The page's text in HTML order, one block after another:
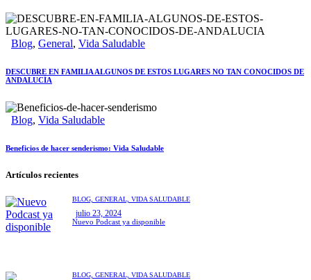
Blog, General, Vida Saludable
DESCUBRE EN FAMILIA ALGUNOS DE ESTOS LUGARES NO TAN CONOCIDOS DE
ANDALUCÍA
Blog, Vida Saludable
Beneficios de hacer senderismo: Vida Saludable
Artículos recientes
BLOG, GENERAL, VIDA SALUDABLE
julio 23, 2024
Nuevo Podcast ya disponible
BLOG, GENERAL, VIDA SALUDABLE